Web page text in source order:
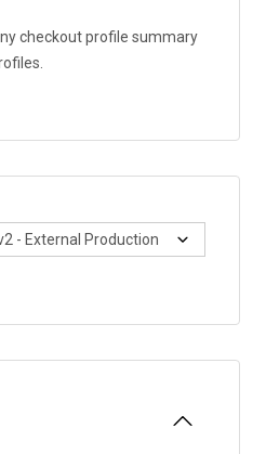
checkout profile summary